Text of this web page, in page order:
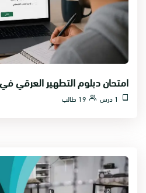
امتحان دبلوم التطهير العرقي
1 درس 19 طالب